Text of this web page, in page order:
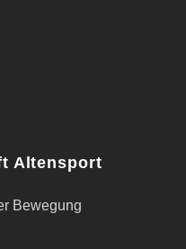
Altensport
Bewegung